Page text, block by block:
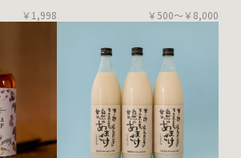
￥1,998 ￥500〜￥8,000